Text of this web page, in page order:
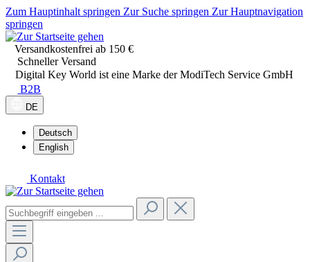
Zum Hauptinhalt springen Zur Suche springen Zur Hauptnavigation
springen
Versandkostenfrei ab 150 €
Schneller Versand
Digital Key World ist eine Marke der ModiTech Service GmbH
B2B
DE
Deutsch
English
Kontakt